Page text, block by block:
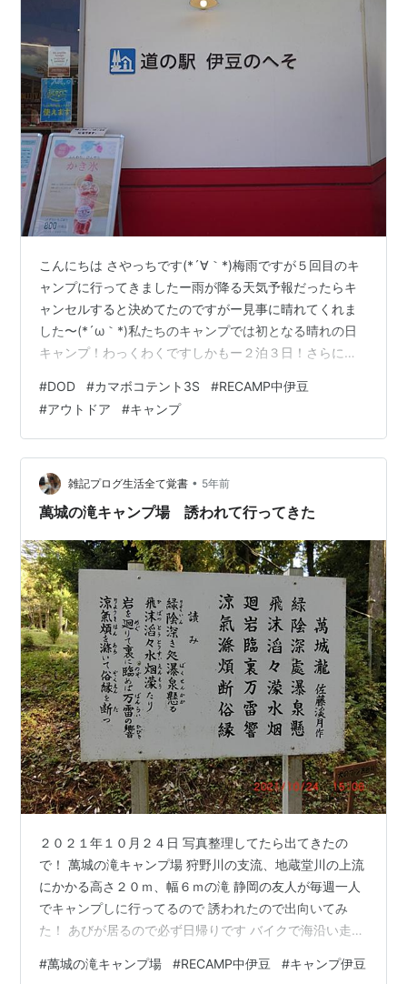
こんにちは さやっちです(*´∀｀*)梅雨ですが５回目のキ
ャンプに行ってきましたー雨が降る天気予報だったらキ
ャンセルすると決めてたのですがー見事に晴れてくれま
した〜(*´ω｀*)私たちのキャンプでは初となる晴れの日
キャンプ！わっくわくですしかもー２泊３日！さらには
とで今回予約したキャンプ場は『RECAMP中伊豆』旧萬
城の滝キャンプ場ですこちらの春夏キャンプ応援キャン
ペーンがまだ使えたので、これを利用して行ってきまし
たーこれで私たちが夏キャンプもするかどうかが決まっ
ちゃいそう出発日当日チェックインは１３時なのでそれ
に間に合うように家を出発途中で…
#DOD #カマボコテント3S #RECAMP中伊豆
#アウトドア #キャンプ
雑記プログ生活全て覚書 • 5年前
萬城の滝キャンプ場 誘われて行ってきた
２０２１年１０月２４日 写真整理してたら出てきたの
で！ 萬城の滝キャンプ場 狩野川の支流、地蔵堂川の上流
にかかる高さ２０ｍ、幅６ｍの滝 静岡の友人が毎週一人
でキャンプしに行ってるので 誘われたので出向いてみ
た！ あびが居るので必ず日帰りです バイクで海沿い走っ
来頭上にきて可愛かったな～ youtu.be
#萬城の滝キャンプ場 #RECAMP中伊豆 #キャンプ伊豆